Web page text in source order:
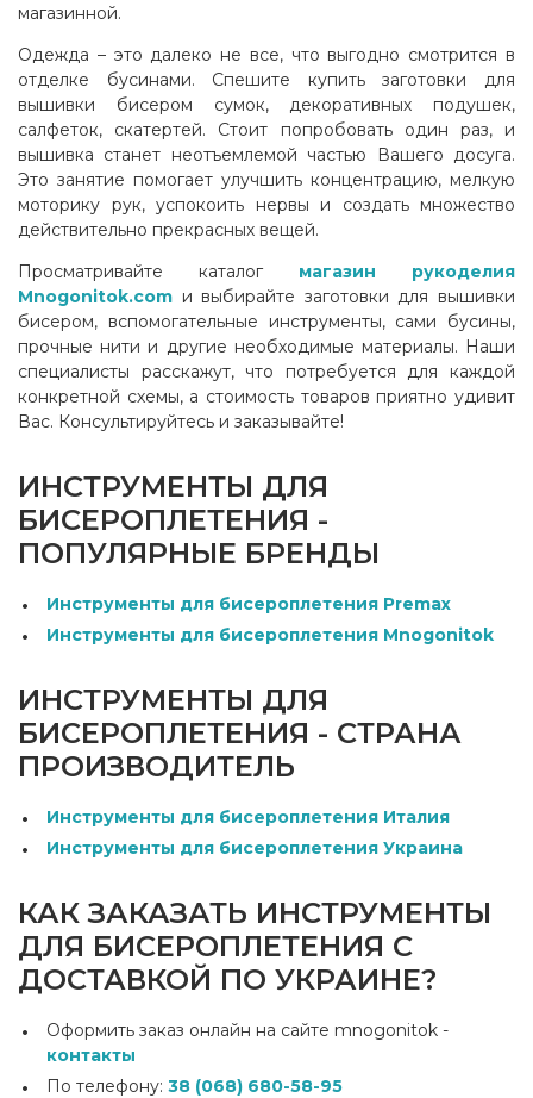
магазинной.
Одежда – это далеко не все, что выгодно смотрится в
отделке бусинами. Спешите купить заготовки для
вышивки бисером сумок, декоративных подушек,
салфеток, скатертей. Стоит попробовать один раз, и
вышивка станет неотъемлемой частью Вашего досуга.
Это занятие помогает улучшить концентрацию, мелкую
моторику рук, успокоить нервы и создать множество
действительно прекрасных вещей.
Просматривайте каталог магазин рукоделия
Mnogonitok.com и выбирайте заготовки для вышивки
бисером, вспомогательные инструменты, сами бусины,
прочные нити и другие необходимые материалы. Наши
специалисты расскажут, что потребуется для каждой
конкретной схемы, а стоимость товаров приятно удивит
Вас. Консультируйтесь и заказывайте!
ИНСТРУМЕНТЫ ДЛЯ
БИСЕРОПЛЕТЕНИЯ -
ПОПУЛЯРНЫЕ БРЕНДЫ
Инструменты для бисероплетения Premax
Инструменты для бисероплетения Mnogonitok
ИНСТРУМЕНТЫ ДЛЯ
БИСЕРОПЛЕТЕНИЯ - СТРАНА
ПРОИЗВОДИТЕЛЬ
Инструменты для бисероплетения Италия
Инструменты для бисероплетения Украина
КАК ЗАКАЗАТЬ ИНСТРУМЕНТЫ
ДЛЯ БИСЕРОПЛЕТЕНИЯ С
ДОСТАВКОЙ ПО УКРАИНЕ?
Оформить заказ онлайн на сайте mnogonitok -
контакты
По телефону: 38 (068) 680-58-95